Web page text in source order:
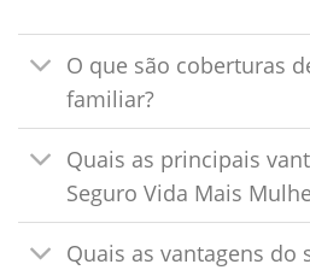
O que são coberturas
familiar?
Quais as principais
Seguro Vida Mais
Quais as vantagens do